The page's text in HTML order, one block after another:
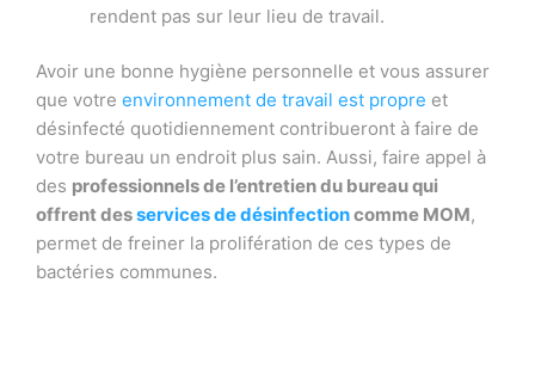
rendent pas sur leur lieu de travail.
Avoir une bonne hygiène personnelle et vous assurer
que votre environnement de travail est propre et
désinfecté quotidiennement contribueront à faire de
votre bureau un endroit plus sain. Aussi, faire appel à
des professionnels de l’entretien du bureau qui
offrent desservices de désinfectioncomme MOM,
permet de freiner la prolifération de ces types de
bactéries communes.